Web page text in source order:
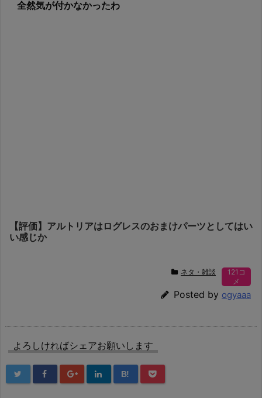
全然気が付かなかったわ
【評価】アルトリアはログレスのおまけパーツとしてはい
い感じか
ネタ・雑談
121コ
メ
Posted by ogyaaa
よろしければシェアお願いします
B!